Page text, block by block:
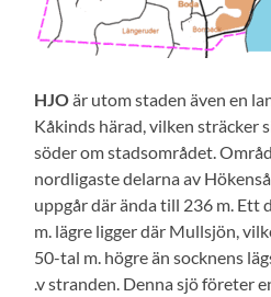
HJOär utom staden även en
Kåkinds härad, vilken sträcker
söder om stadsområdet.
nordligaste delarna av
uppgår där ända till 236 m. Ett
m. lägre ligger där Mullsjön,
50-tal m. högre än socknens
.v stranden. Denna sjö företer